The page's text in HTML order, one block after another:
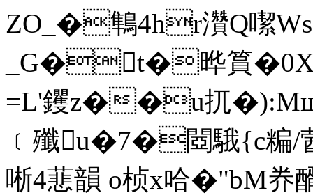
ZO_�鶽4hr灒Q噄
_G�t�晔篔
=L'钁z��u扤�):Mщ
﹝殲u�7�閸騀{c糄/
唽4蕜韻 o桢x哈�"bM